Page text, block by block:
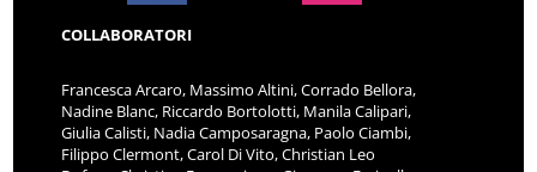
COLLABORATORI
Francesca Arcaro, Massimo Altini, Corrado Bellora,
Nadine Blanc, Riccardo Bortolotti, Manila Calipari,
Giulia Calisti, Nadia Camposaragna, Paolo Ciambi,
Filippo Clermont, Carol Di Vito, Christian Leo